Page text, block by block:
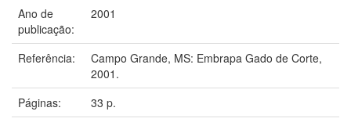
Ano de
publicação:
2001
Referência:
Campo Grande, MS: Embrapa Gado de Corte,
2001.
Páginas:
33 p.